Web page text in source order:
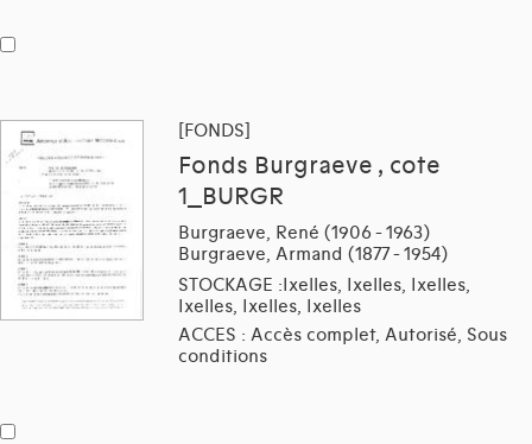
[FONDS]
Fonds Burgraeve , cote
1_BURGR
Burgraeve, René (1906 - 1963)
Burgraeve, Armand (1877 - 1954)
STOCKAGE :Ixelles, Ixelles, Ixelles,
Ixelles, Ixelles, Ixelles
ACCES : Accès complet, Autorisé, Sous
conditions